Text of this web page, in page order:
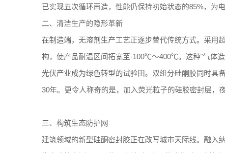
已实现五次循环再造，性能仍保持初始状态的85%，为
二、清洁生产的隐形革新
在制造端，无溶剂生产工艺正逐步替代传统方式。采用
构，使产品耐温区间拓宽至-100℃～400℃。这种"气体
光伏产业成为绿色转型的试验田。双组分硅酮胶同时具
30年。更令人称奇的是，加入荧光粒子的硅胶密封层，
三、构筑生态防护网
建筑领域的新型硅酮密封胶正在改写城市天际线。融入